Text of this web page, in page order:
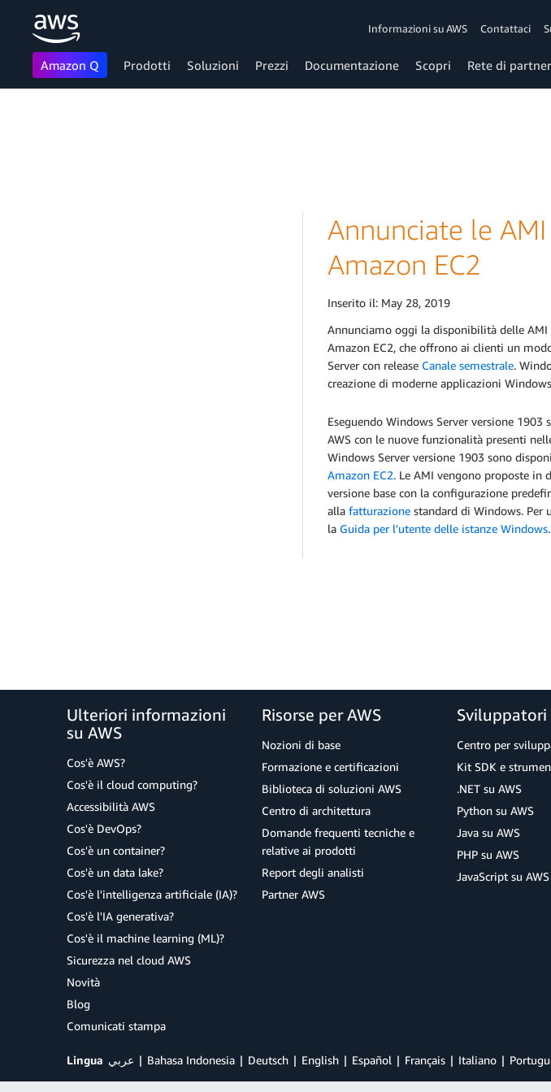
Informazioni su AWS Contattaci
Amazon Q Prodotti Soluzioni Prezzi Documentazione Scopri Rete di partner
Annunciate le
Amazon EC2
Inserito il: May 28, 2019
Annunciamo oggi la disponibilità delle AMI
Amazon EC2, che offrono ai clienti un
Server con release Canale semestrale.
creazione di moderne applicazioni
Eseguendo Windows Server versione
AWS con le nuove funzionalità presenti
Windows Server versione 1903 sono
Amazon EC2. Le AMI vengono proposte in
versione base con la configurazione
alla fatturazione standard di Windows. Per
la Guida per l'utente delle istanze Windows.
Ulteriori informazioni
su AWS
Cos'è AWS?
Cos'è il cloud computing?
Accessibilità AWS
Cos'è DevOps?
Cos'è un container?
Cos'è un data lake?
Cos'è l'intelligenza artificiale (IA)?
Cos'è l'IA generativa?
Cos'è il machine learning (ML)?
Sicurezza nel cloud AWS
Novità
Blog
Comunicati stampa
Risorse per AWS
Nozioni di base
Formazione e certificazioni
Biblioteca di soluzioni AWS
Centro di architettura
Domande frequenti tecniche e
relative ai prodotti
Report degli analisti
Partner AWS
Sviluppatori
Centro per
Kit SDK e
.NET su AWS
Python su AWS
Java su AWS
PHP su AWS
JavaScript su AWS
Lingua عربي Bahasa Indonesia Deutsch English Español Français Italiano